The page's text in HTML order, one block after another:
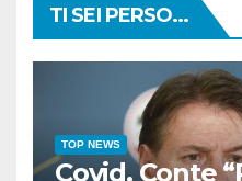
TI SEI PERSO...
TOP NEWS
Covid, Conte